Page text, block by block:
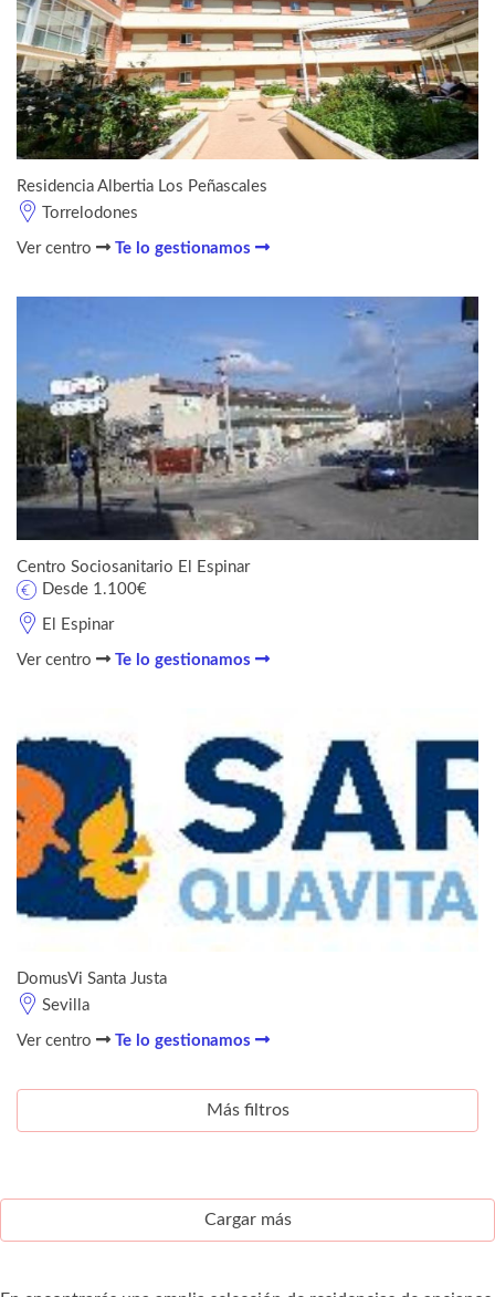
Residencia Albertia Los Peñascales
Torrelodones
Ver centro Te lo gestionamos
Centro Sociosanitario El Espinar
El Espinar
Desde 1.100€
Ver centro Te lo gestionamos
DomusVi Santa Justa
Sevilla
Ver centro Te lo gestionamos
Más filtros
Cargar más